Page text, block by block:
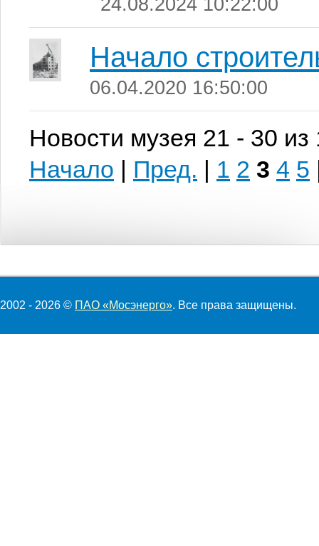
24.08.2024 10:22:00
Начало
06.04.2020 16:50:00
Новости музея 21 - 30 из
Начало | Пред. | 1 2 3 4 5
2002 - 2026 © ПАО «Мосэнерго». Все права защищены.